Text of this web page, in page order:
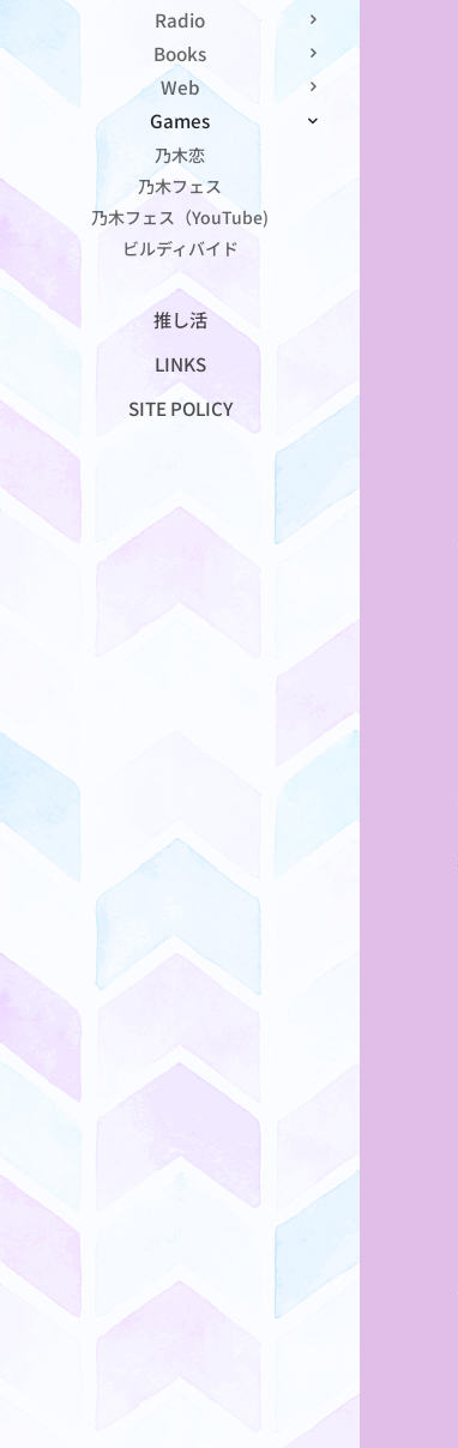
Radio
Books
Web
Games
乃木恋
乃木フェス
乃木フェス（YouTube)
ビルディバイド
推し活
LINKS
SITE POLICY